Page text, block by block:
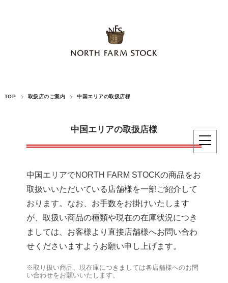
TOP 取扱店のご案内 中国エリアの取扱店様
中国エリアの取扱店様
中国エリアでNORTH FARM STOCKの商品をお
取扱いいただいている店舗様を一部ご紹介して
おります。なお、お手数をお掛けいたします
が、取扱い商品の種類や現在の在庫状況につき
ましては、お客様より直接店舗様へお問い合わ
せくださいますようお願い申し上げます。
※取り扱い商品、現在庫につきましては各店舗様へのお問
い合わせをお願いいたします。